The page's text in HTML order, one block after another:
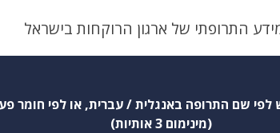
התרופתי של ארגון הרוקחות בישראל
לפי שם התרופה באנגלית / עברית, או לפי חומר
(מינימום 3 אותיות)